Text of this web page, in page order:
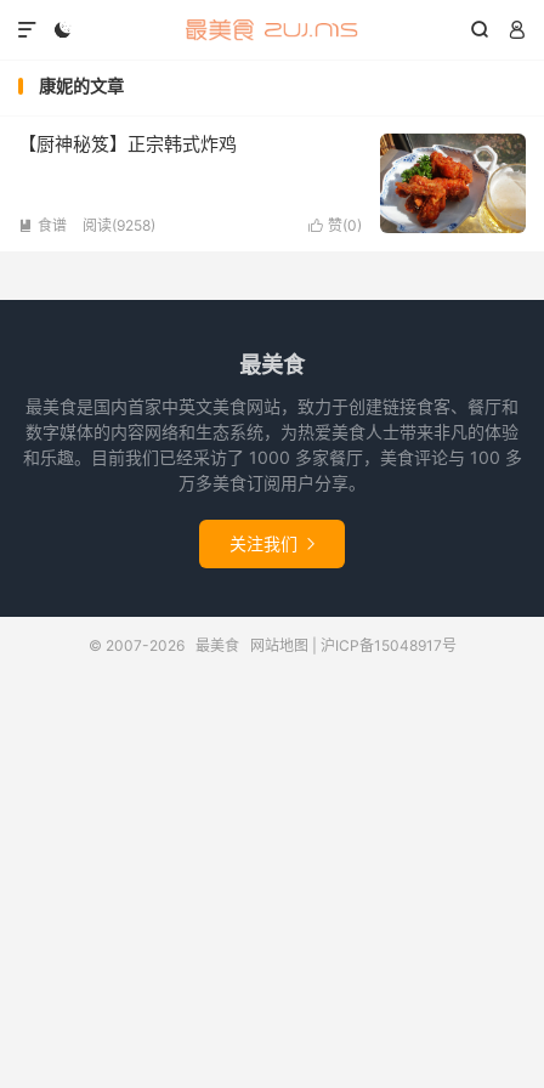
  

康妮的文章
【厨神秘笈】正宗韩式炸鸡
 赞(0)
 食谱 阅读(9258)
最美食
最美食是国内首家中英文美食网站，致力于创建链接食客、餐厅和
数字媒体的内容网络和生态系统，为热爱美食人士带来非凡的体验
和乐趣。目前我们已经采访了 1000 多家餐厅，美食评论与 100 多
万多美食订阅用户分享。
关注我们 
© 2007-2026 最美食 网站地图 沪ICP备15048917号